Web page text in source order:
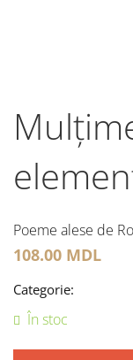
Poeme alese de
108.00 MDL
Categorie:
În stoc